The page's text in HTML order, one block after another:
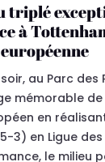
triplé
à
au Parc des
mémorable de
en
3) en Ligue
le milieu